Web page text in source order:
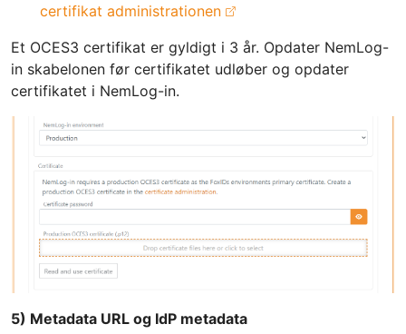
certifikat administrationen
Et OCES3 certifikat er gyldigt i 3 år. Opdater NemLog-
in skabelonen før certifikatet udløber og opdater
certifikatet i NemLog-in.
5) Metadata URL og IdP metadata